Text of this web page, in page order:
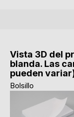
Vista 3D del
blanda. Las
pueden
Bolsillo